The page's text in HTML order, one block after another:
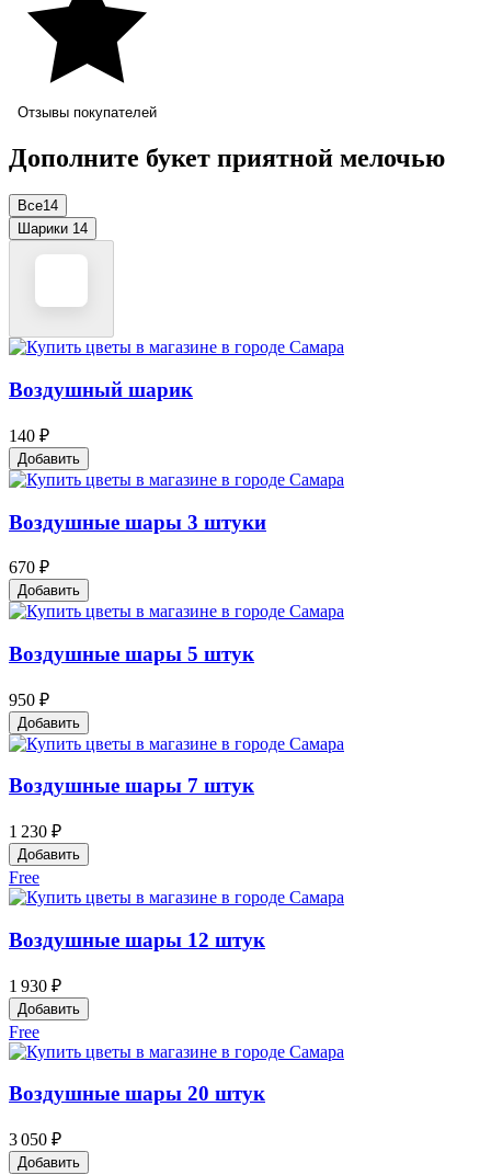
Отзывы покупателей
Дополните букет приятной мелочью
Все14
Шарики 14
Воздушный шарик
140 ₽
Добавить
Воздушные шары 3 штуки
670 ₽
Добавить
Воздушные шары 5 штук
950 ₽
Добавить
Воздушные шары 7 штук
1 230 ₽
Добавить
Free
Воздушные шары 12 штук
1 930 ₽
Добавить
Free
Воздушные шары 20 штук
3 050 ₽
Добавить